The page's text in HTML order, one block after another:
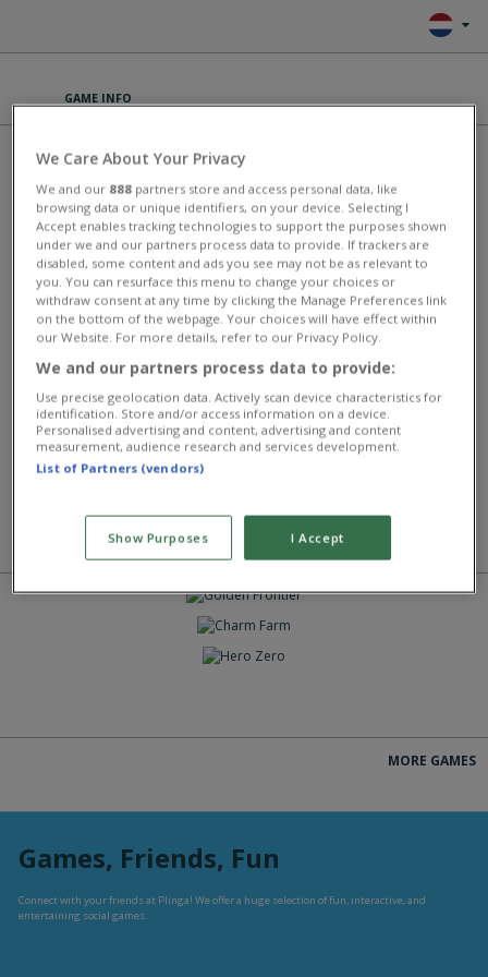
GAME INFO
ROYAL STORY
Er was eens een fraai koninkrijk waar alle mensen en dieren in vrede
leefden. Maar op een dag verscheen de boze heks Altessa en sprak
een vloek uit over het land, de koning en al zijn bondgenoten. De
vrienden van de koning hebben de erfgenaam van het koninkrijk nog
net weten te verbergen in het bos. Die erfgenaam, dat ben jij! Bouw
een magische boerderij in het bos om een nieuw koninkrijk te stichten
en de vloeken van Altessa op te heffen! Plant zaadjes, pluk de oogst,
voer je dieren, en breid je kasteeltje uit zodat het koninkrijk weer op
kan bloeien! Speel nieuwe stukjes velden en bossen vrij en ontdek
nieuwe vriendjes. Speel duizenden missies uit om je bondgenoten te
helpen en Altessa en haar dienaars uit het bos te verdrijven!
This game has an average rating of 87% based on 7264 votes.
Avontuur spelletjes
MORE GAMES
MORE GAMES
Games, Friends, Fun
Connect with your friends at Plinga! We offer a huge selection of fun, interactive, and
entertaining social games.
We Care About Your Privacy
We and our 888 partners store and access personal data, like
browsing data or unique identifiers, on your device. Selecting I
Accept enables tracking technologies to support the purposes shown
under we and our partners process data to provide. If trackers are
disabled, some content and ads you see may not be as relevant to
you. You can resurface this menu to change your choices or
withdraw consent at any time by clicking the Manage Preferences link
on the bottom of the webpage. Your choices will have effect within
our Website. For more details, refer to our Privacy Policy.
We and our partners process data to provide:
Use precise geolocation data. Actively scan device characteristics for
identification. Store and/or access information on a device.
Personalised advertising and content, advertising and content
measurement, audience research and services development.
List of Partners (vendors)
Show Purposes I Accept